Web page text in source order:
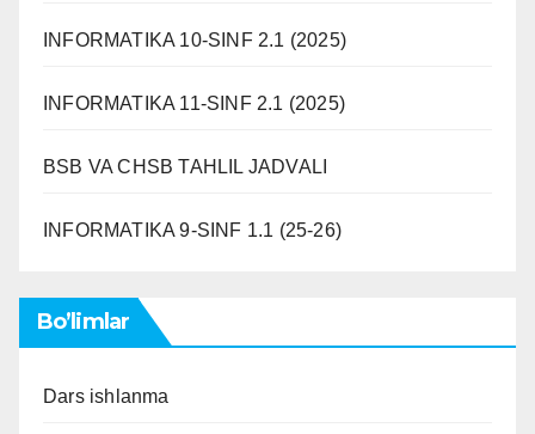
INFORMATIKA 10-SINF 2.1 (2025)
INFORMATIKA 11-SINF 2.1 (2025)
BSB VA CHSB TAHLIL JADVALI
INFORMATIKA 9-SINF 1.1 (25-26)
Bo’limlar
Dars ishlanma